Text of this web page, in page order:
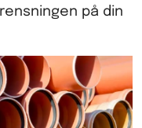
på din